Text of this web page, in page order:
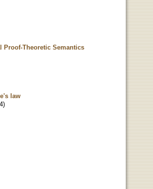
Theoretic Semantics
law
)